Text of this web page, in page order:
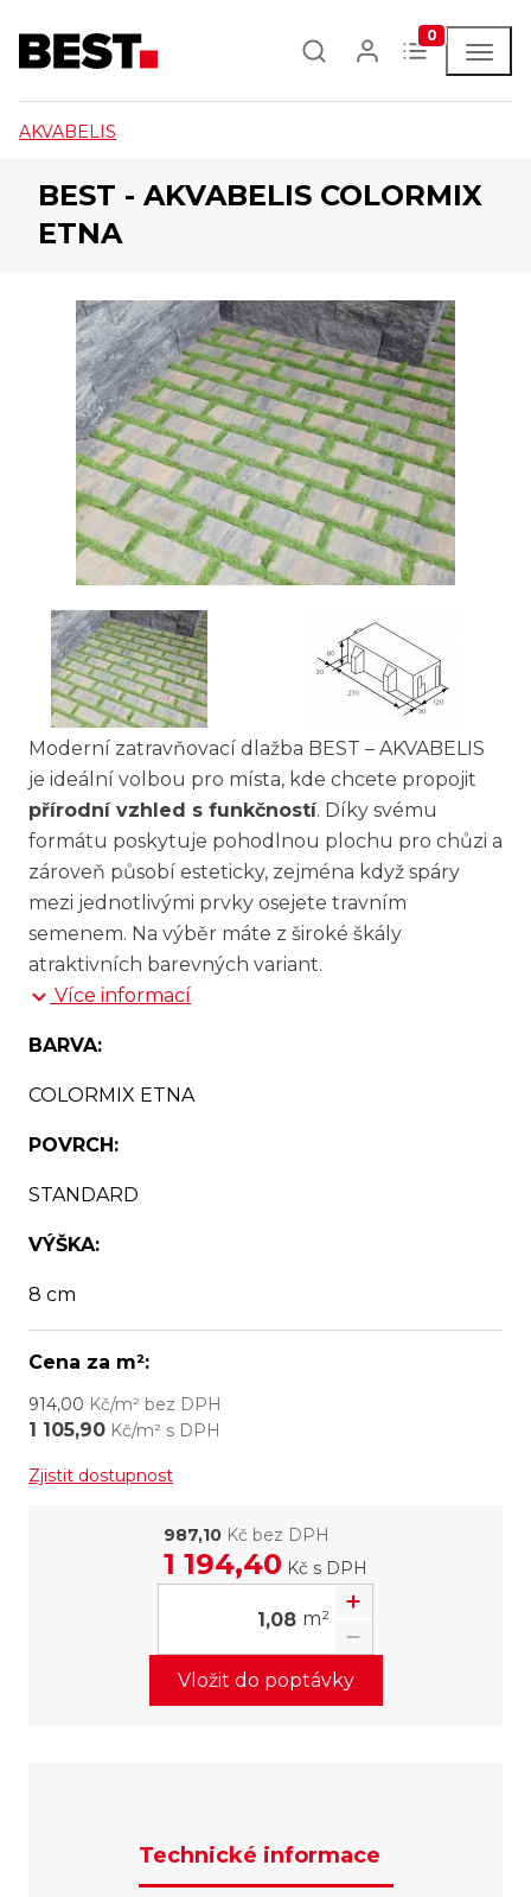
0
AKVABELIS
BEST - AKVABELIS COLORMIX
ETNA
Moderní zatravňovací dlažba BEST – AKVABELIS
je ideální volbou pro místa, kde chcete propojit
přírodní vzhled s funkčností. Díky svému
formátu poskytuje pohodlnou plochu pro chůzi a
zároveň působí esteticky, zejména když spáry
mezi jednotlivými prvky osejete travním
semenem. Na výběr máte z široké škály
atraktivních barevných variant.
Více informací
BARVA:
COLORMIX ETNA
POVRCH:
STANDARD
VÝŠKA:
8 cm
Cena za m²:
914,00 Kč/m² bez DPH
1 105,90 Kč/m² s DPH
Zjistit dostupnost
987,10 Kč bez DPH
1 194,40 Kč s DPH
m²
Vložit do poptávky
Technické informace